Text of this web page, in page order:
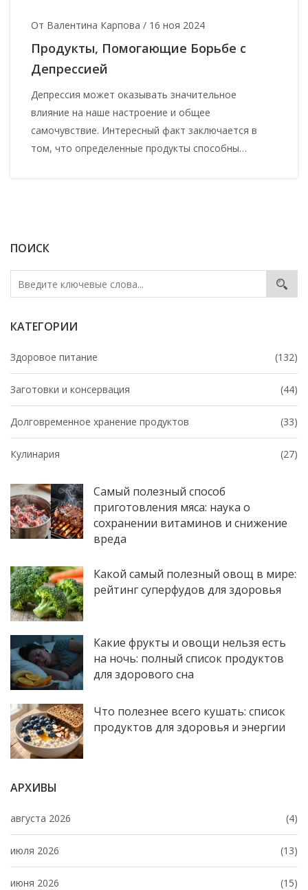
ПОИСК
КАТЕГОРИИ
Здоровое питание (132)
Заготовки и консервация (44)
Долговременное хранение продуктов (33)
Кулинария (27)
Самый полезный способ
приготовления мяса: наука о
сохранении витаминов и снижение
вреда
Какой самый полезный овощ в мире:
рейтинг суперфудов для здоровья
Какие фрукты и овощи нельзя есть
на ночь: полный список продуктов
для здорового сна
Что полезнее всего кушать: список
продуктов для здоровья и энергии
АРХИВЫ
августа 2026 (4)
июля 2026 (13)
июня 2026 (15)
От Валентина Карпова / 16 ноя 2024
Продукты, Помогающие Борьбе с
Депрессией
Депрессия может оказывать значительное
влияние на наше настроение и общее
самочувствие. Интересный факт заключается в
том, что определенные продукты способны
естественным антидепрессантам, и позаботьтесь
о своем настроении с их помощью.